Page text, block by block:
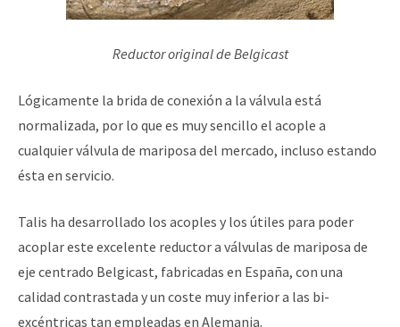
Reductor original de Belgicast
Lógicamente la brida de conexión a la válvula está
normalizada, por lo que es muy sencillo el acople a
cualquier válvula de mariposa del mercado, incluso estando
ésta en servicio.
Talis ha desarrollado los acoples y los útiles para poder
acoplar este excelente reductor a válvulas de mariposa de
eje centrado Belgicast, fabricadas en España, con una
calidad contrastada y un coste muy inferior a las bi-
excéntricas tan empleadas en Alemania.